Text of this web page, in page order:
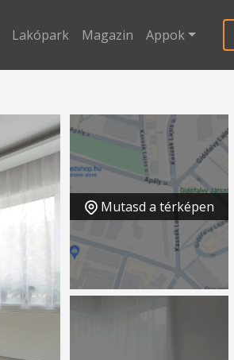
Lakópark Magazin Appok
Mutasd a térképen